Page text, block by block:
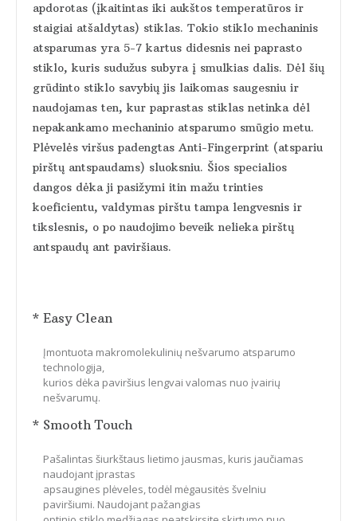
apdorotas (įkaitintas iki aukštos temperatūros ir
staigiai atšaldytas) stiklas. Tokio stiklo mechaninis
atsparumas yra 5-7 kartus didesnis nei paprasto
stiklo, kuris sudužus subyra į smulkias dalis. Dėl šių
grūdinto stiklo savybių jis laikomas saugesniu ir
naudojamas ten, kur paprastas stiklas netinka dėl
nepakankamo mechaninio atsparumo smūgio metu.
Plėvelės viršus padengtas Anti-Fingerprint (atspariu
pirštų antspaudams) sluoksniu. Šios specialios
dangos dėka ji pasižymi itin mažu trinties
koeficientu, valdymas pirštu tampa lengvesnis ir
tikslesnis, o po naudojimo beveik nelieka pirštų
antspaudų ant paviršiaus.
* Easy Clean
Įmontuota makromolekulinių nešvarumo atsparumo
technologija,
kurios dėka paviršius lengvai valomas nuo įvairių
nešvarumų.
* Smooth Touch
Pašalintas šiurkštaus lietimo jausmas, kuris jaučiamas
naudojant įprastas
apsaugines plėveles, todėl mėgausitės švelniu
paviršiumi. Naudojant pažangias